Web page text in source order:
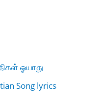
ஓயாது
Song lyrics